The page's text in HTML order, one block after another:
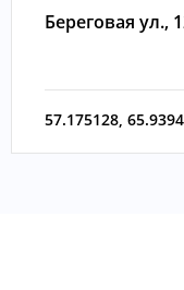
Береговая ул.,
57.175128,